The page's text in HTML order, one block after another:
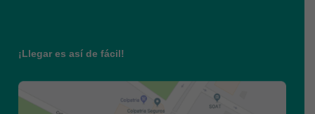
¡Llegar es así de fácil!